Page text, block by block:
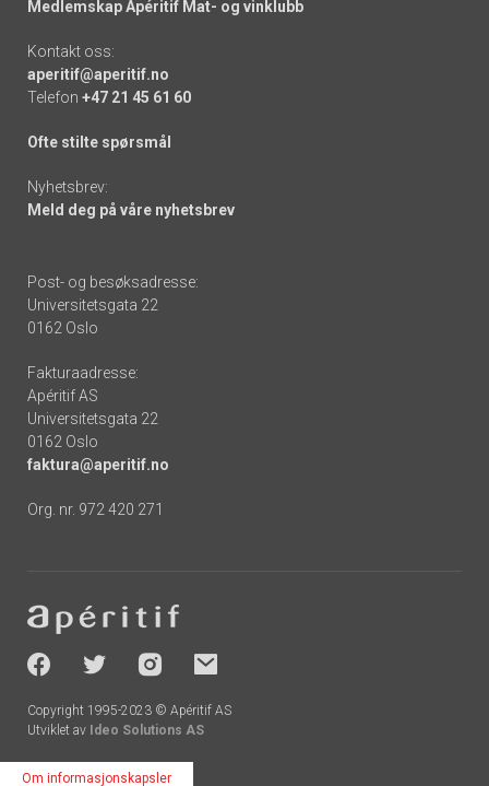
Medlemskap Apéritif Mat- og vinklubb
Kontakt oss:
aperitif@aperitif.no
Telefon +47 21 45 61 60
Ofte stilte spørsmål
Nyhetsbrev:
Meld deg på våre nyhetsbrev
Post- og besøksadresse:
Universitetsgata 22
0162 Oslo
Fakturaadresse:
Apéritif AS
Universitetsgata 22
0162 Oslo
faktura@aperitif.no
Org. nr. 972 420 271
-
socials
Copyright 1995-2023 © Apéritif AS
Utviklet av Ideo Solutions AS
Om informasjonskapsler